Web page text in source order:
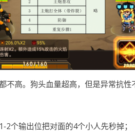
不高。狗头血量超高，但是异常抗性
2个输出位把对面的4个小人先秒掉；